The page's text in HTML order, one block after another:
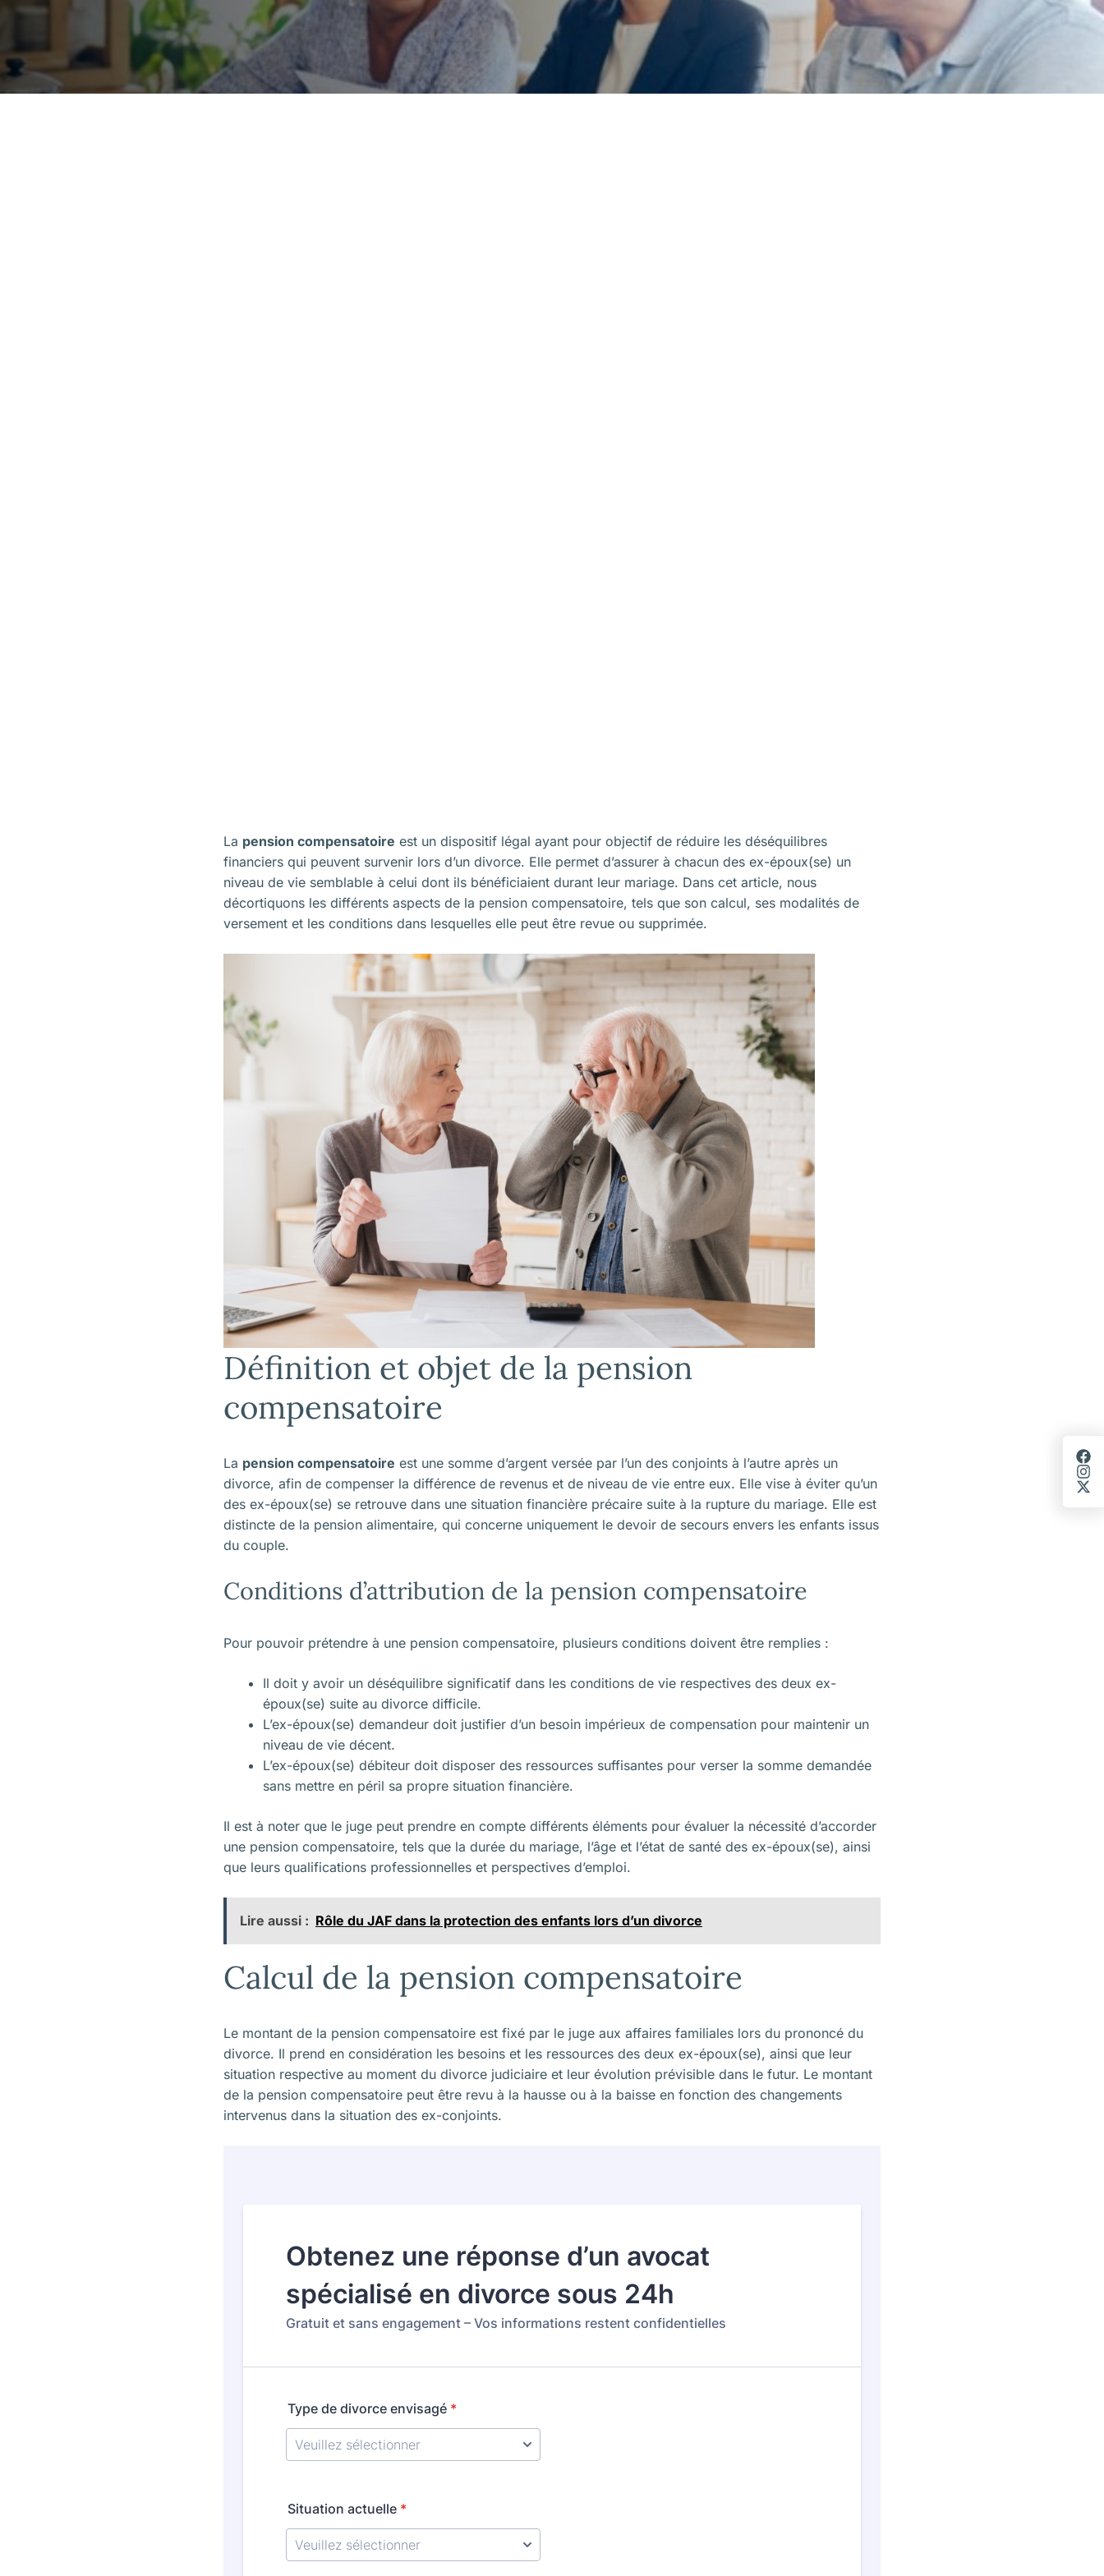
La pension compensatoire est un dispositif légal ayant pour objectif de réduire les déséquilibres
financiers qui peuvent survenir lors d’un divorce. Elle permet d’assurer à chacun des ex-époux(se) un
niveau de vie semblable à celui dont ils bénéficiaient durant leur mariage. Dans cet article, nous
décortiquons les différents aspects de la pension compensatoire, tels que son calcul, ses modalités de
versement et les conditions dans lesquelles elle peut être revue ou supprimée.
Définition et objet de la pension
compensatoire
La pension compensatoire est une somme d’argent versée par l’un des conjoints à l’autre après un
divorce, afin de compenser la différence de revenus et de niveau de vie entre eux. Elle vise à éviter qu’un
des ex-époux(se) se retrouve dans une situation financière précaire suite à la rupture du mariage. Elle est
distincte de la pension alimentaire, qui concerne uniquement le devoir de secours envers les enfants issus
du couple.
Conditions d’attribution de la pension compensatoire
Pour pouvoir prétendre à une pension compensatoire, plusieurs conditions doivent être remplies :
Il doit y avoir un déséquilibre significatif dans les conditions de vie respectives des deux ex-
époux(se) suite au divorce difficile.
L’ex-époux(se) demandeur doit justifier d’un besoin impérieux de compensation pour maintenir un
niveau de vie décent.
L’ex-époux(se) débiteur doit disposer des ressources suffisantes pour verser la somme demandée
sans mettre en péril sa propre situation financière.
Il est à noter que le juge peut prendre en compte différents éléments pour évaluer la nécessité d’accorder
une pension compensatoire, tels que la durée du mariage, l’âge et l’état de santé des ex-époux(se), ainsi
que leurs qualifications professionnelles et perspectives d’emploi.
Lire aussi : Rôle du JAF dans la protection des enfants lors d’un divorce
Calcul de la pension compensatoire
Le montant de la pension compensatoire est fixé par le juge aux affaires familiales lors du prononcé du
divorce. Il prend en considération les besoins et les ressources des deux ex-époux(se), ainsi que leur
situation respective au moment du divorce judiciaire et leur évolution prévisible dans le futur. Le montant
de la pension compensatoire peut être revu à la hausse ou à la baisse en fonction des changements
intervenus dans la situation des ex-conjoints.